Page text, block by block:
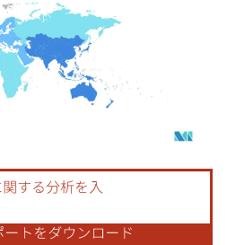
にはCC BY 4.0の表示が必要です。